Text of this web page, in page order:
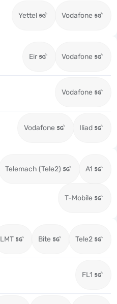
Yettel Vodafone
Eir Vodafone
Vodafone
Vodafone Iliad
Telemach (Tele2) A1
T-Mobile
LMT Bite Tele2
FL1